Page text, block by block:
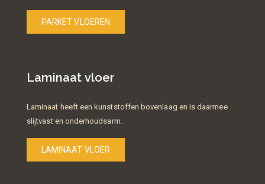
PARKET VLOEREN
Laminaat vloer
Laminaat heeft een kunststoffen bovenlaag en is daarmee
slijtvast en onderhoudsarm.
LAMINAAT VLOER